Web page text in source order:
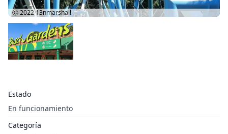
Estado
En funcionamiento
Categoría
Ⓒ 202213nmarshall